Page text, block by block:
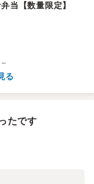
当【数量限定】
－
る
たです